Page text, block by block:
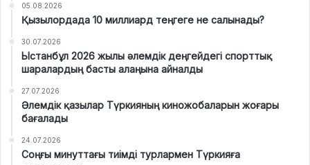
05.08.2026
Қызылордада 10 миллиард теңгеге не салынады?
30.07.2026
Ыстанбұл 2026 жылы әлемдік деңгейдегі спорттық
шаралардың басты алаңына айналды
27.07.2026
Әлемдік қазылар Түркияның киножобаларын жоғары
бағалады
24.07.2026
Соңғы минуттағы тиімді турлармен Түркияға